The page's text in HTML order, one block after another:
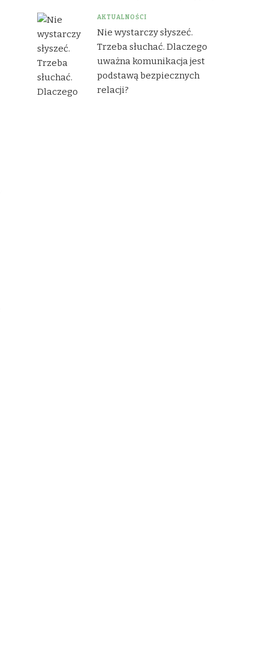
AKTUALNOŚCI
Nie wystarczy słyszeć.
Trzeba słuchać. Dlaczego
uważna komunikacja jest
podstawą bezpiecznych
relacji?